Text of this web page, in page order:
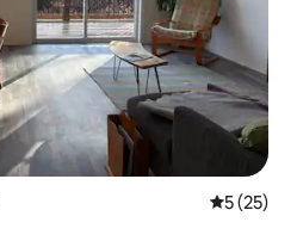
5 (25)